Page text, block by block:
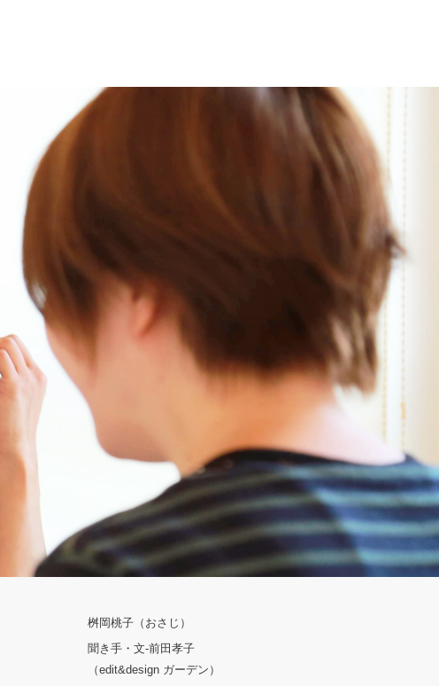
桝岡桃子（おさじ）
聞き手・文-前田孝子
（edit&design ガーデン）